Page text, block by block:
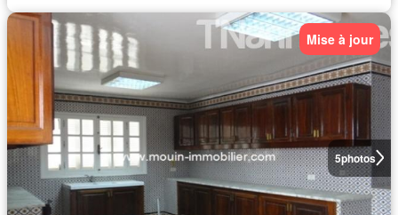
5photos
Mise à jour